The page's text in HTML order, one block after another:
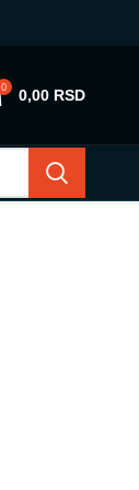
0 0,00 RSD